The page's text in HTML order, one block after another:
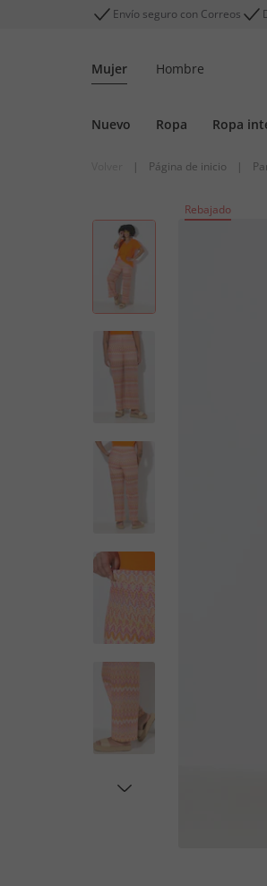
Envío seguro con Correos
Mujer Hombre
Nuevo Ropa Ropa
| Página de inicio |
Rebajado